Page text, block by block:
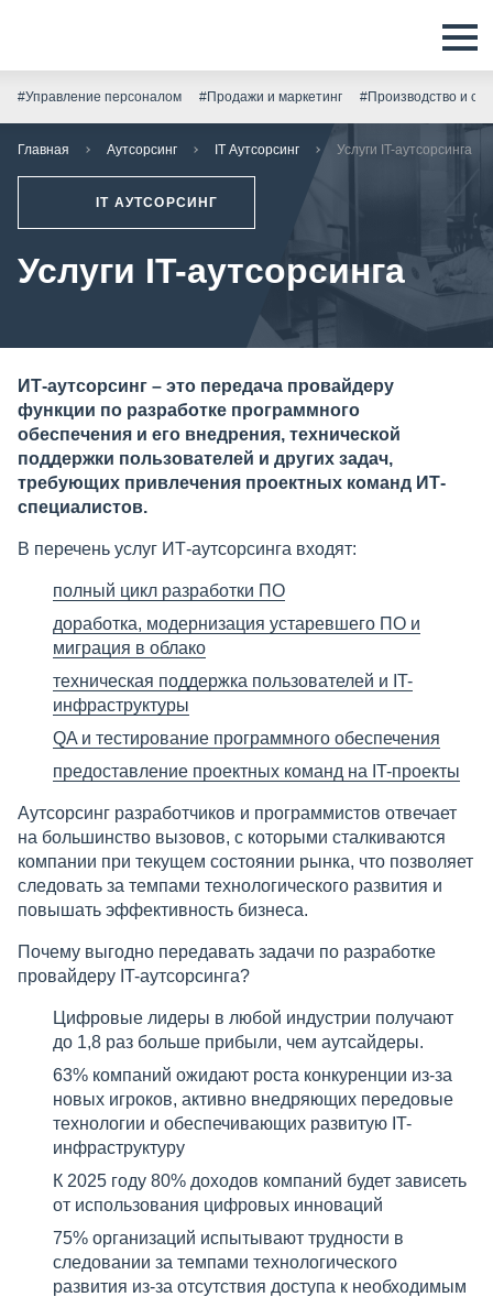
#Управление персоналом #Продажи и маркетинг #Производство и
Главная Аутсорсинг IT Аутсорсинг Услуги IT-аутсорсинга
IT АУТСОРСИНГ
Услуги IT-аутсорсинга
ИТ-аутсорсинг – это передача провайдеру
функции по разработке программного
обеспечения и его внедрения, технической
поддержки пользователей и других задач,
требующих привлечения проектных команд ИТ-
специалистов.
В перечень услуг ИТ-аутсорсинга входят:
полный цикл разработки ПО
доработка, модернизация устаревшего ПО и
миграция в облако
техническая поддержка пользователей и IT-
инфраструктуры
QA и тестирование программного обеспечения
предоставление проектных команд на IT-проекты
Аутсорсинг разработчиков и программистов отвечает
на большинство вызовов, с которыми сталкиваются
компании при текущем состоянии рынка, что позволяет
следовать за темпами технологического развития и
повышать эффективность бизнеса.
Почему выгодно передавать задачи по разработке
провайдеру IT-аутсорсинга?
Цифровые лидеры в любой индустрии получают
до 1,8 раз больше прибыли, чем аутсайдеры.
63% компаний ожидают роста конкуренции из-за
новых игроков, активно внедряющих передовые
технологии и обеспечивающих развитую IT-
инфраструктуру
К 2025 году 80% доходов компаний будет зависеть
от использования цифровых инноваций
75% организаций испытывают трудности в
следовании за темпами технологического
развития из-за отсутствия доступа к необходимым